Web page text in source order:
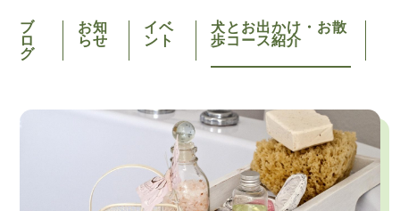
ブ
ロ
グ
お知
らせ
イベ
ント
犬とお出かけ・お散
歩コース紹介